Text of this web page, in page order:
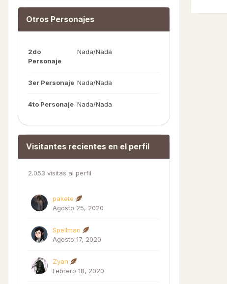
Otros Personajes
2do
Personaje
Nada/Nada
3er Personaje Nada/Nada
4to Personaje Nada/Nada
Visitantes recientes en el perfil
2.053 visitas al perfil
pakete
Agosto 25, 2020
Spellman
Agosto 17, 2020
Zyan
Febrero 18, 2020